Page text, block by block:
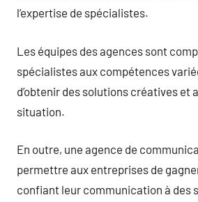
l’expertise de spécialistes.
Les équipes des agences sont
spécialistes aux compétences
d’obtenir des solutions créatives et
situation.
En outre, une agence de
permettre aux entreprises de
confiant leur communication à des